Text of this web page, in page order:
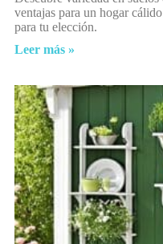
ventajas para un hogar
para tu elección.
Leer más »